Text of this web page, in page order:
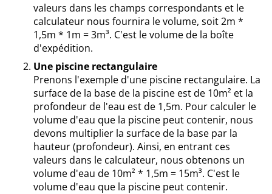
valeurs dans les champs correspondants et le
calculateur nous fournira le volume, soit 2m *
1,5m * 1m = 3m³. C'est le volume de la boîte
d'expédition.
Une piscine rectangulaire
Prenons l'exemple d'une piscine rectangulaire. La
surface de la base de la piscine est de 10m² et la
profondeur de l'eau est de 1,5m. Pour calculer le
volume d'eau que la piscine peut contenir, nous
devons multiplier la surface de la base par la
hauteur (profondeur). Ainsi, en entrant ces
valeurs dans le calculateur, nous obtenons un
volume d'eau de 10m² * 1,5m = 15m³. C'est le
volume d'eau que la piscine peut contenir.